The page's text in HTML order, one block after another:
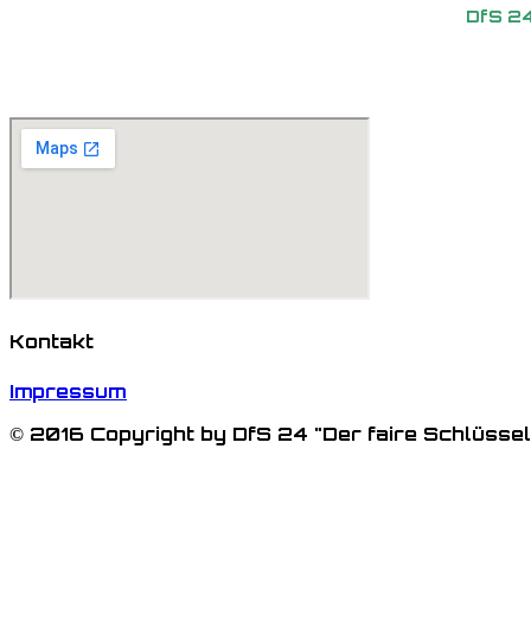
DfS
Kontakt
Impressum
© 2016 Copyright by DfS 24 "Der faire